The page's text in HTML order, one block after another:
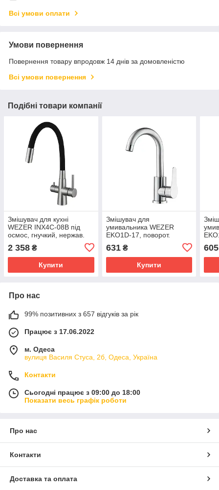
Всі умови оплати
Умови повернення
Повернення товару впродовж 14 днів за домовленістю
Всі умови повернення
Подібні товари компанії
Змішувач для кухні
WEZER INX4C-08B під
осмос, гнучкий, нержав.
2 358 ₴
Купити
Змішувач для
умивальника WEZER
EKO1D-17, поворот.
вилив, нерж. сталь, сатин
631₴
Купити
605
Про нас
99% позитивних з 657 відгуків за рік
Працює з 17.06.2022
м. Одеса
вулиця Василя Стуса, 2б, Одеса, Україна
Контакти
Сьогодні працює з 09:00 до 18:00
Показати весь графік роботи
Про нас
Контакти
Доставка та оплата